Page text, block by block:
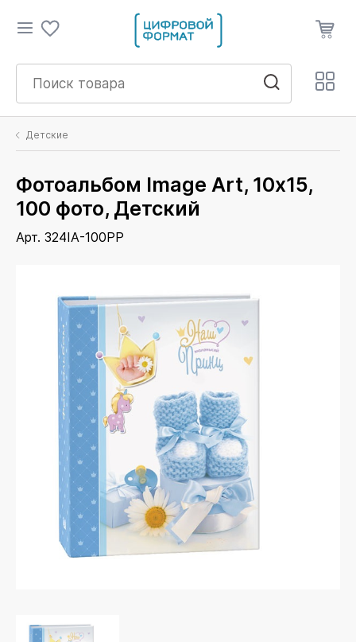
Детские
Фотоальбом Image Art, 10х15,
100 фото, Детский
Арт. 324IA-100PP